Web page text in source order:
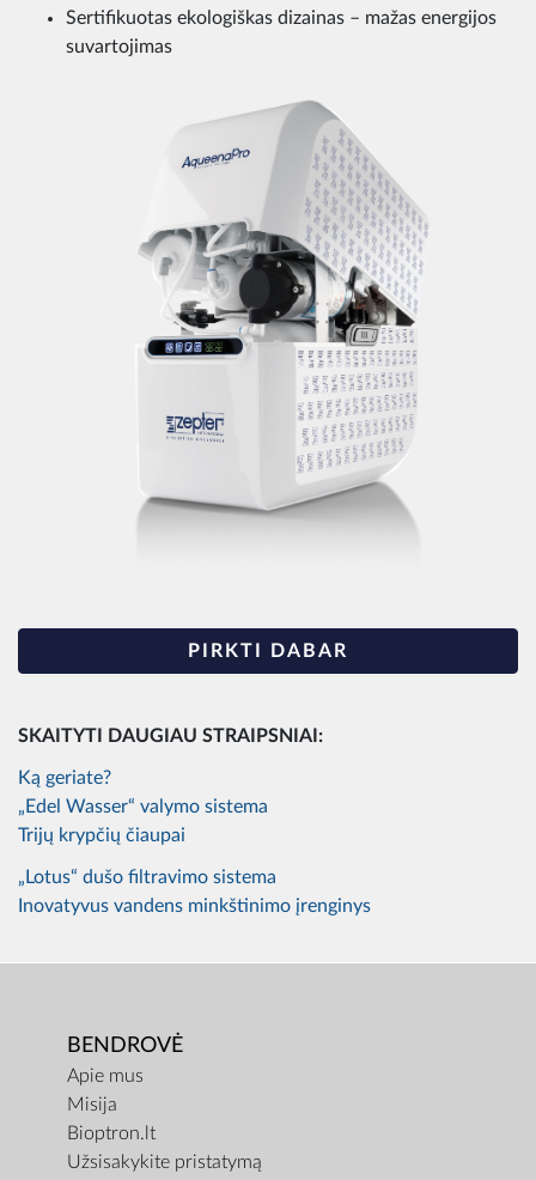
Sertifikuotas ekologiškas dizainas – mažas energijos
suvartojimas
PIRKTI DABAR
SKAITYTI DAUGIAU STRAIPSNIAI:
Ką geriate?
„Edel Wasser“ valymo sistema
Trijų krypčių čiaupai
„Lotus“ dušo filtravimo sistema
Inovatyvus vandens minkštinimo įrenginys
BENDROVĖ
Apie mus
Misija
Bioptron.lt
Užsisakykite pristatymą